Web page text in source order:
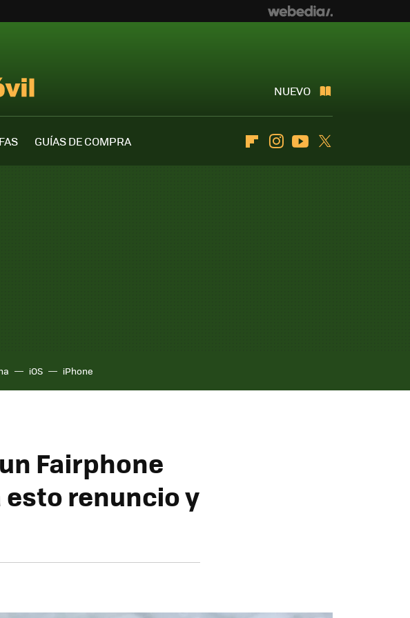
NUEVO
GUÍAS DE COMPRA
FlipboardInstagramYoutube
iOS iPhone
Fairphone
renuncio y